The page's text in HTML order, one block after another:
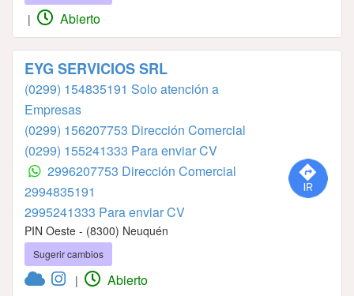
| Abierto
EYG SERVICIOS SRL
(0299) 154835191 Solo atención a
Empresas
(0299) 156207753 Dirección Comercial
(0299) 155241333 Para enviar CV
2996207753 Dirección Comercial
2994835191
2995241333 Para enviar CV
PIN Oeste - (8300) Neuquén
Sugerir cambios
| Abierto